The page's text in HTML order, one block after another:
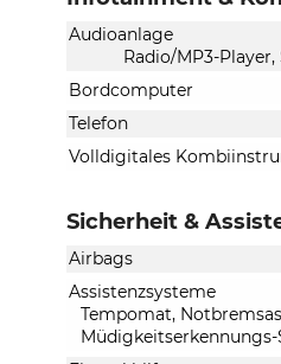
Audioanlage
Radio/MP3-
Bordcomputer
Telefon
Volldigitales
Sicherheit &
Airbags
Assistenzsysteme
Tempomat,